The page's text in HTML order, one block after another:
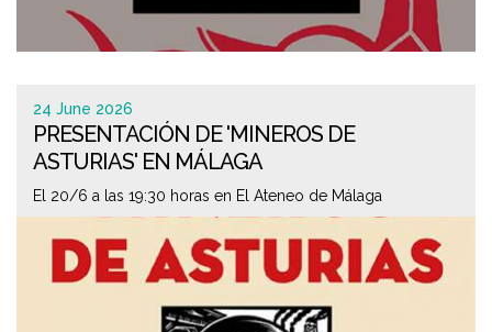
24 June 2026
PRESENTACIÓN DE 'MINEROS DE
ASTURIAS' EN MÁLAGA
El 20/6 a las 19:30 horas en El Ateneo de Málaga